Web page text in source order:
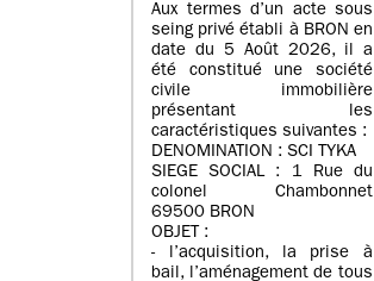
Aux termes d’un acte sous
seing privé établi à BRON en
date du 5 Août 2026, il a
été constitué une société
civile immobilière
présentant les
caractéristiques suivantes :
DENOMINATION : SCI TYKA
SIEGE SOCIAL : 1 Rue du
colonel Chambonnet
69500 BRON
OBJET :
- l’acquisition, la prise à
bail, l’aménagement de tous